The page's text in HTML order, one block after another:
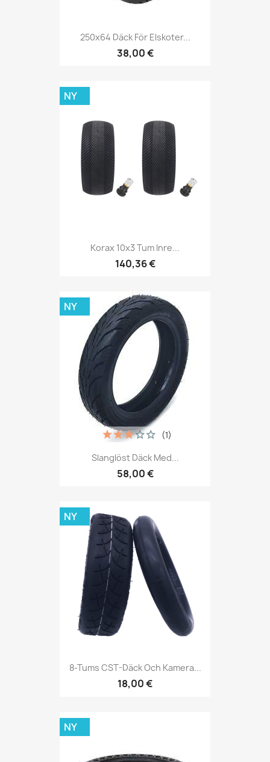
250x64 Däck För Elskoter...
38,00 €
Korax 10x3 Tum Inre...
140,36 €
NY
Slanglöst Däck Med...
58,00 €
(1)
NY
8-Tums CST-Däck Och Kamera...
18,00 €
NY
NY